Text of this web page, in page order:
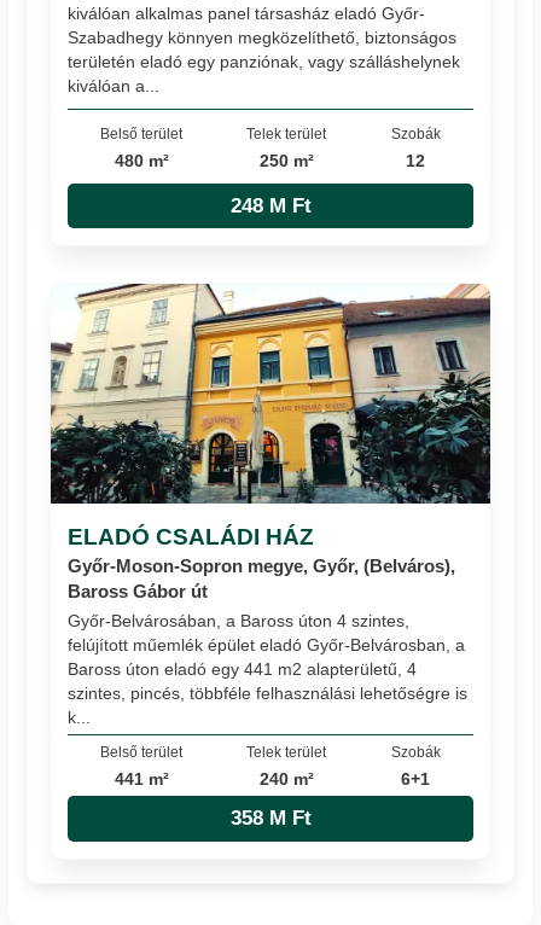
kiválóan alkalmas panel társasház eladó Győr-
Szabadhegy könnyen megközelíthető, biztonságos
területén eladó egy panziónak, vagy szálláshelynek
kiválóan a...
Belső terület
480 m²
Telek terület
250 m²
Szobák
12
248 M Ft
ELADÓ CSALÁDI HÁZ
Győr-Moson-Sopron megye, Győr, (Belváros),
Baross Gábor út
Győr-Belvárosában, a Baross úton 4 szintes,
felújított műemlék épület eladó Győr-Belvárosban, a
Baross úton eladó egy 441 m2 alapterületű, 4
szintes, pincés, többféle felhasználási lehetőségre is
k...
Belső terület
441 m²
Telek terület
240 m²
Szobák
6+1
358 M Ft